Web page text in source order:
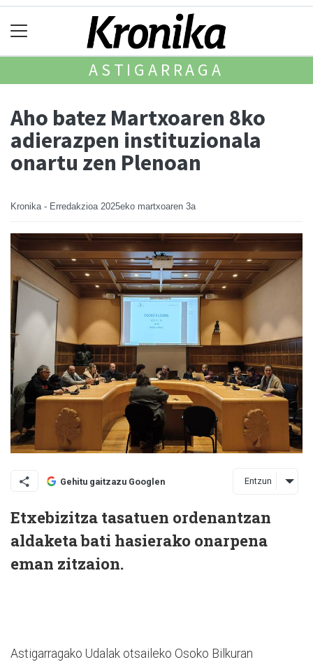
ASTIGARRAGA
Aho batez Martxoaren 8ko
adierazpen instituzionala
onartu zen Plenoan
Kronika - Erredakzioa 2025eko martxoaren 3a
Gehitu gaitzazu Googlen Entzun
Etxebizitza tasatuen ordenantzan
aldaketa bati hasierako onarpena
eman zitzaion.
Astigarragako Udalak otsaileko Osoko Bilkuran